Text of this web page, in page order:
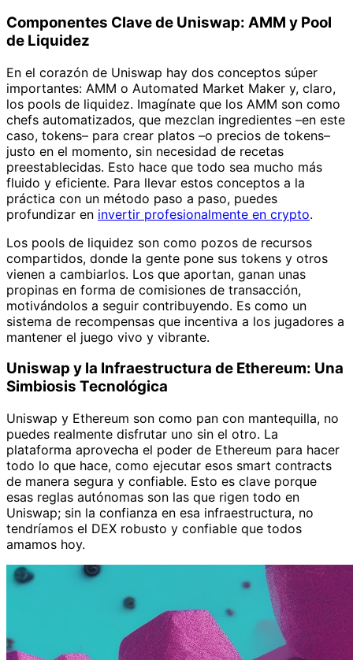
Componentes Clave de Uniswap: AMM y Pool
de Liquidez
En el corazón de Uniswap hay dos conceptos súper
importantes: AMM o Automated Market Maker y, claro,
los pools de liquidez. Imagínate que los AMM son como
chefs automatizados, que mezclan ingredientes –en este
caso, tokens– para crear platos –o precios de tokens–
justo en el momento, sin necesidad de recetas
preestablecidas. Esto hace que todo sea mucho más
fluido y eficiente. Para llevar estos conceptos a la
práctica con un método paso a paso, puedes
profundizar en invertir profesionalmente en crypto.
Los pools de liquidez son como pozos de recursos
compartidos, donde la gente pone sus tokens y otros
vienen a cambiarlos. Los que aportan, ganan unas
propinas en forma de comisiones de transacción,
motivándolos a seguir contribuyendo. Es como un
sistema de recompensas que incentiva a los jugadores a
mantener el juego vivo y vibrante.
Uniswap y la Infraestructura de Ethereum: Una
Simbiosis Tecnológica
Uniswap y Ethereum son como pan con mantequilla, no
puedes realmente disfrutar uno sin el otro. La
plataforma aprovecha el poder de Ethereum para hacer
todo lo que hace, como ejecutar esos smart contracts
de manera segura y confiable. Esto es clave porque
esas reglas autónomas son las que rigen todo en
Uniswap; sin la confianza en esa infraestructura, no
tendríamos el DEX robusto y confiable que todos
amamos hoy.